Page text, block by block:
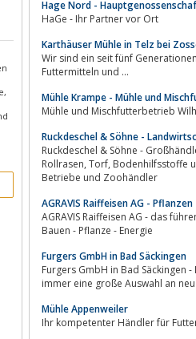
Hage Nord -
HaGe - Ihr Partner vor Ort
Karthäuser Mühle in Telz bei
Wir sind ein seit fünf Generationen bestehendes
Futtermitteln und ...
Mühle Krampe - Mühle und
Ruckdeschel & Söhne -
Ruckdeschel & Söhne - Großhändler für Tierfutter, Saatgut, Dünger,
Rollrasen, Torf, Bodenhilfsstoffe und Pflanzkartoffeln, wir liefern an den Garten- und Landschaftsbau, landwitschaftliche
Betriebe und Zoohändler
AGRAVIS Raiffeisen AG -
AGRAVIS Raiffeisen AG - das
Bauen - Pflanze - Energie
Furgers GmbH in Bad Säckingen
Furgers GmbH in Bad
immer eine große Auswahl an
Mühle Appenweiler